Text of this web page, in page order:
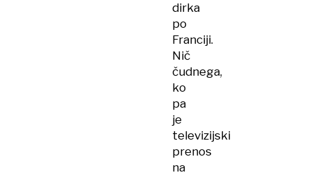
dirka
po
Franciji.
Nič
čudnega,
ko
pa
je
televizijski
prenos
na